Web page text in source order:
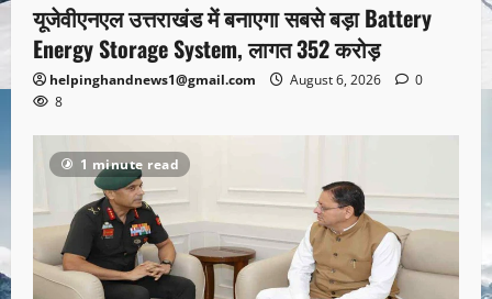
यूजेवीएनएल उत्तराखंड में बनाएगा सबसे बड़ा Battery
Energy Storage System, लागत 352 करोड़
helpinghandnews1@gmail.com August 6, 2026
0
8
1 minute read